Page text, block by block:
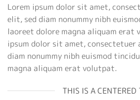
Lorem ipsum dolor sit amet,
elit, sed diam nonummy nibh
laoreet dolore magna aliquam erat
ipsum dolor sit amet, consectetuer
diam nonummy nibh euismod
magna aliquam erat volutpat.
THIS IS A CENTERED